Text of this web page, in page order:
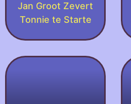
Jan Groot Zevert
Tonnie te Starte